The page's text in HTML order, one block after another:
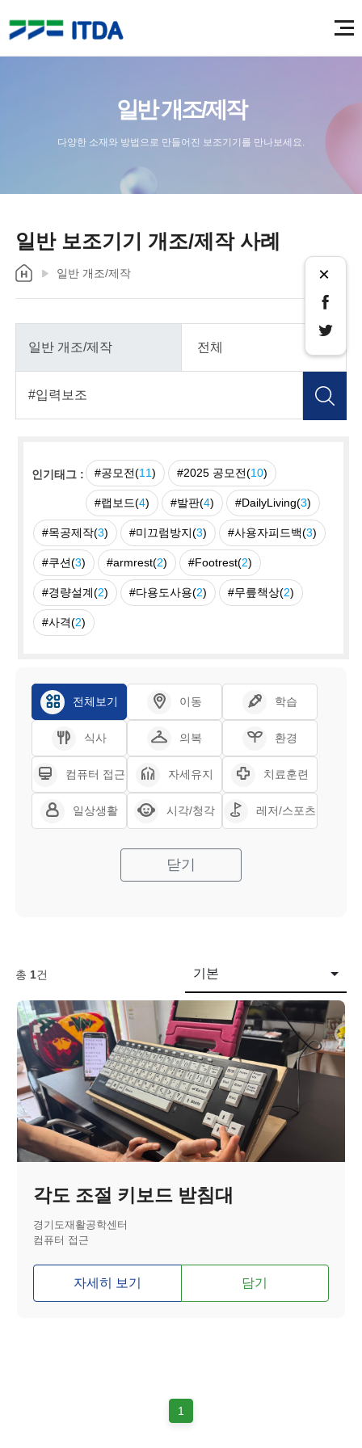
일반 개조/제작
다양한 소재와 방법으로 만들어진 보조기기를 만나보세요.
일반 보조기기 개조/제작 사례
일반 개조/제작 ×
인기태그 : #공모전(11) #2025 공모전(10)
#랩보드(4) #발판(4) #DailyLiving(3)
#목공제작(3) #미끄럼방지(3) #사용자피드백(3)
#쿠션(3) #armrest(2) #Footrest(2)
#경량설계(2) #다용도사용(2) #무릎책상(2)
#사격(2)
전체보기 이동 학습
식사 의복 환경
컴퓨터 접근 자세유지 치료훈련
일상생활 시각/청각 레저/스포츠
닫기
총 1건 기본
각도 조절 키보드 받침대
경기도재활공학센터
컴퓨터 접근
자세히 보기 담기
1